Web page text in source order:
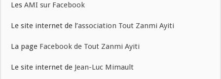
LesAMI sur Facebook
Le site internet de l’association Tout Zanmi Ayiti
La page Facebook de Tout Zanmi Ayiti
Le site internet de Jean-Luc Mimault